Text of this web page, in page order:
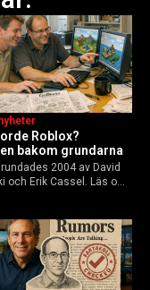
Roblox?
bakom grundarna
2004 av David
och Erik Cassel. Läs om
2025, och vad som
2026.